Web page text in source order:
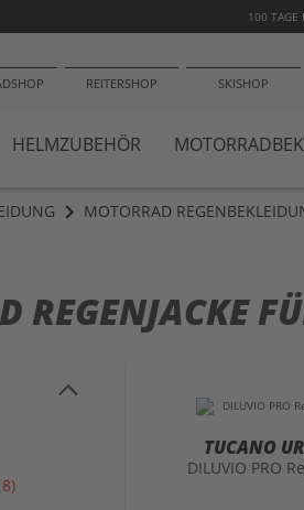
100 TAGE
REITERSHOP SKISHOP
HELMZUBEHÖR
MOTORRAD
REGENJACKE
TUCANO
DILUVIO PRO